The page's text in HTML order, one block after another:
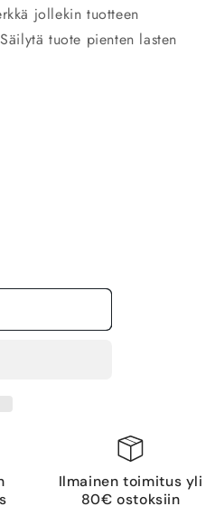
jollekin tuotteen
tuote pienten lasten
Ilmainen toimitus yli
80€ ostoksiin